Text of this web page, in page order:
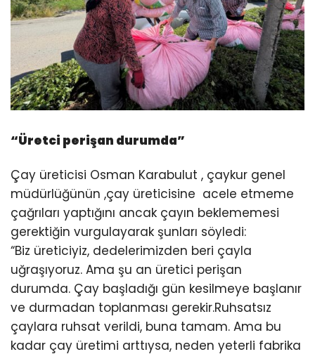
“Üretci perişan durumda”
Çay üreticisi Osman Karabulut , çaykur genel
müdürlüğünün ,çay üreticisine acele etmeme
çağrıları yaptığını ancak çayın beklememesi
gerektiğin vurgulayarak şunları söyledi:
“Biz üreticiyiz, dedelerimizden beri çayla
uğraşıyoruz. Ama şu an üretici perişan
durumda. Çay başladığı gün kesilmeye başlanır
ve durmadan toplanması gerekir.Ruhsatsız
çaylara ruhsat verildi, buna tamam. Ama bu
kadar çay üretimi arttıysa, neden yeterli fabrika